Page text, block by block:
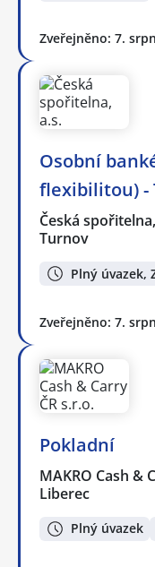
Zveřejněno: 7.
Osobní
flexibilitou) -
Česká
Turnov
Plný úvazek,
Zveřejněno: 7.
Pokladní
MAKRO Cash &
Liberec
Plný úvazek